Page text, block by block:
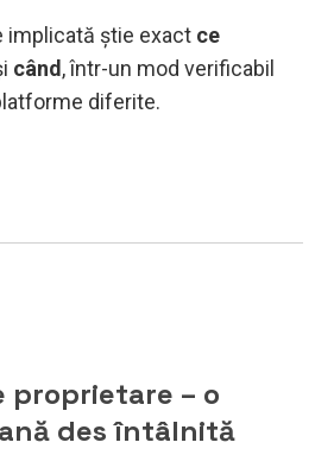
implicată știe exact ce
când, într-un mod verificabil
diferite.
proprietare – o
des întâlnită